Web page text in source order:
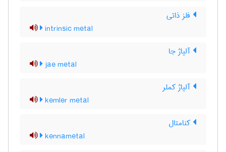
فلز ذاتی
intrinsic metal
آلیاژ جا
jae metal
آلیاژ کملر
kemler metal
کنامتال
kennametal